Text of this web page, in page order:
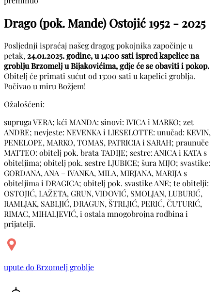
Drago (pok. Mande) Ostojić 1952 - 2025
Posljednji ispraćaj našeg dragog pokojnika započinje u
petak, 24.01.2025. godine, u 14:00 sati ispred kapelice na
groblju Brzomelj u Bijakovićima, gdje će se obaviti i pokop.
Obitelj će primati sućut od 13:00 sati u kapelici groblja.
Počivao u miru Božjem!
Ožalošćeni:
supruga VERA; kći MANDA: sinovi: IVICA i MARKO; zet
ANDRE; nevjeste: NEVENKA i LIESELOTTE: unučad: KEVIN,
PENELOPE, MARKO, TOMAS, PATRICIA i SARAH; praunuče
MATTEO: obitelj pok. brata TADIJE; sestre: ANICA i KATA s
obiteljima; obitelj pok. sestre LJUBICE; šura MIJO; svastike:
GORDANA, ANA – IVANKA, MILA, MIRJANA, MARIJA s
obiteljima i DRAGICA; obitelj pok. svastike ANE; te obitelji:
OSTOJIĆ, LAŽETA, GRUN, VIDOVIĆ, SMOLJAN, LUBURIĆ,
RAMLJAK, SABLJIĆ, DRAGUN, ŠTRLJIĆ, PERIĆ, ČUTURIĆ,
RIMAC, MIHALJEVIĆ, i ostala mnogobrojna rodbina i
prijatelji.
upute do Brzomelj groblje